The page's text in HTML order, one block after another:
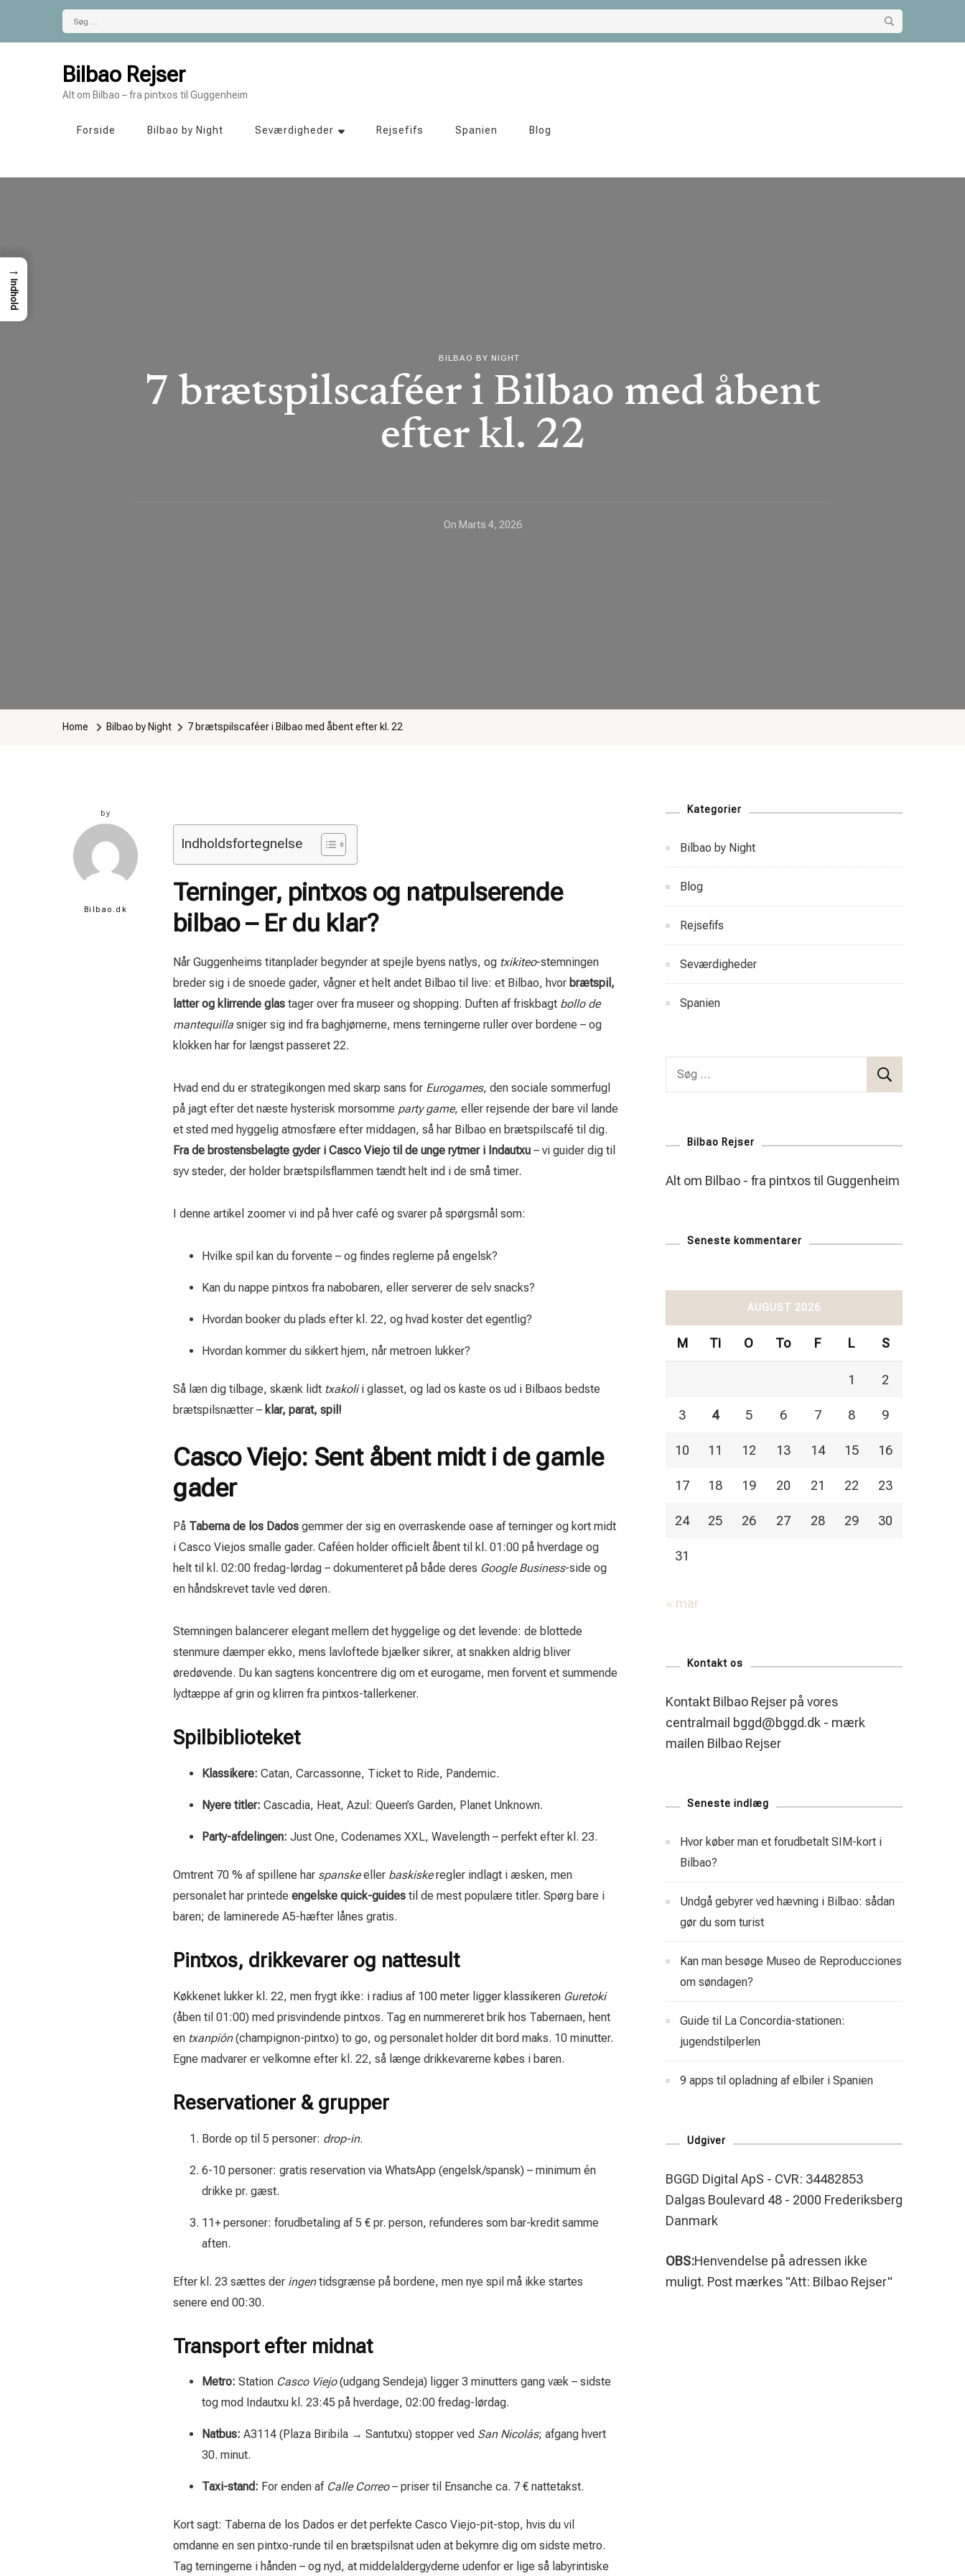
Søg
efter:
Bilbao Rejser
Alt om Bilbao – fra pintxos til Guggenheim
Forside Bilbao by Night Seværdigheder Rejsefifs Spanien Blog
BILBAO BY NIGHT
7 brætspilscaféer i Bilbao med åbent
efter kl. 22
On Marts 4, 2026
Home Bilbao by Night 7 brætspilscaféer i Bilbao med åbent efter kl. 22
by
Bilbao.dk
Indholdsfortegnelse
Terninger, pintxos og natpulserende
bilbao – Er du klar?
Når Guggenheims titanplader begynder at spejle byens natlys, og txikiteo-stemningen
breder sig i de snoede gader, vågner et helt andet Bilbao til live: et Bilbao, hvor brætspil,
latter og klirrende glas tager over fra museer og shopping. Duften af friskbagt bollo de
mantequilla sniger sig ind fra baghjørnerne, mens terningerne ruller over bordene – og
klokken har for længst passeret 22.
Hvad end du er strategikongen med skarp sans for Eurogames, den sociale sommerfugl
på jagt efter det næste hysterisk morsomme party game, eller rejsende der bare vil lande
et sted med hyggelig atmosfære efter middagen, så har Bilbao en brætspilscafé til dig.
Fra de brostensbelagte gyder i Casco Viejo til de unge rytmer i Indautxu – vi guider dig til
syv steder, der holder brætspilsflammen tændt helt ind i de små timer.
I denne artikel zoomer vi ind på hver café og svarer på spørgsmål som:
Hvilke spil kan du forvente – og findes reglerne på engelsk?
Kan du nappe pintxos fra nabobaren, eller serverer de selv snacks?
Hvordan booker du plads efter kl. 22, og hvad koster det egentlig?
Hvordan kommer du sikkert hjem, når metroen lukker?
Så læn dig tilbage, skænk lidt txakolii glasset, og lad os kaste os ud i Bilbaos bedste
brætspilsnætter – klar, parat, spil!
Casco Viejo: Sent åbent midt i de gamle
gader
På Taberna de los Dados gemmer der sig en overraskende oase af terninger og kort midt
i Casco Viejos smalle gader. Caféen holder officielt åbent til kl. 01:00 på hverdage og
helt til kl. 02:00 fredag-lørdag – dokumenteret på både deres Google Business-side og
en håndskrevet tavle ved døren.
Stemningen balancerer elegant mellem det hyggelige og det levende: de blottede
stenmure dæmper ekko, mens lavloftede bjælker sikrer, at snakken aldrig bliver
øredøvende. Du kan sagtens koncentrere dig om et eurogame, men forvent et summende
lydtæppe af grin og klirren fra pintxos-tallerkener.
Spilbiblioteket
Klassikere: Catan, Carcassonne, Ticket to Ride, Pandemic.
Nyere titler: Cascadia, Heat, Azul: Queen’s Garden, Planet Unknown.
Party-afdelingen: Just One, Codenames XXL, Wavelength – perfekt efter kl. 23.
Omtrent 70 % af spillene har spanskeeller baskiskeregler indlagt i æsken, men
personalet har printede engelske quick-guides til de mest populære titler. Spørg bare i
baren; de lamin­erede A5-hæfter lånes gratis.
Pintxos, drikkevarer og nattesult
Køkkenet lukker kl. 22, men frygt ikke: i radius af 100 meter ligger klassikeren Guretoki
(åben til 01:00) med prisvindende pintxos. Tag en nummereret brik hos Tabernaen, hent
en txanpión(champignon-pintxo) to go, og personalet holder dit bord maks. 10 minutter.
Egne madvarer er velkomne efter kl. 22, så længe drikkevarerne købes i baren.
Reservationer & grupper
Borde op til 5 personer: drop-in.
6-10 personer: gratis reservation via WhatsApp (engelsk/spansk) – minimum én
drikke pr. gæst.
11+ personer: forudbetaling af 5 € pr. person, refunderes som bar-kredit samme
aften.
Efter kl. 23 sættes der ingentidsgrænse på bordene, men nye spil må ikke startes
senere end 00:30.
Transport efter midnat
Metro: Station Casco Viejo(udgang Sendeja) ligger 3 minutters gang væk – sidste
tog mod Indautxu kl. 23:45 på hverdage, 02:00 fredag-lørdag.
Natbus: A3114 (Plaza Biribila → Santutxu) stopper ved San Nicolás; afgang hvert
30. minut.
Taxi-stand: For enden af Calle Correo– priser til Ensanche ca. 7 € nattetakst.
Kort sagt: Taberna de los Dados er det perfekte Casco Viejo-pit-stop, hvis du vil
omdanne en sen pintxo-runde til en brætspilsnat uden at bekymre dig om sidste metro.
Tag terningerne i hånden – og nyd, at middelaldergyderne udenfor er lige så labyrintiske
Kategorier
Bilbao by Night
Blog
Rejsefifs
Seværdigheder
Spanien
Søg
Bilbao Rejser
Alt om Bilbao - fra pintxos til Guggenheim
Seneste kommentarer
AUGUST 2026
M Ti O To F L S
1 2
3 4 5 6 7 8 9
10 11 12 13 14 15 16
17 18 19 20 21 22 23
24 25 26 27 28 29 30
31
« mar
Kontakt os
Kontakt Bilbao Rejser på vores
centralmail bggd@bggd.dk - mærk
mailen Bilbao Rejser
Seneste indlæg
Hvor køber man et forudbetalt SIM-kort i
Bilbao?
Undgå gebyrer ved hævning i Bilbao: sådan
gør du som turist
Kan man besøge Museo de Reproducciones
om søndagen?
Guide til La Concordia-stationen:
jugendstilperlen
9 apps til opladning af elbiler i Spanien
Udgiver
BGGD Digital ApS - CVR: 34482853
Dalgas Boulevard 48 - 2000 Frederiksberg
Danmark
OBS:Henvendelse på adressen ikke
muligt. Post mærkes "Att: Bilbao Rejser"
→
Indhold